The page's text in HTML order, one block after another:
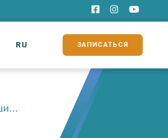
RU ЗАПИСАТЬСЯ
Реабилитация и физиотерапия